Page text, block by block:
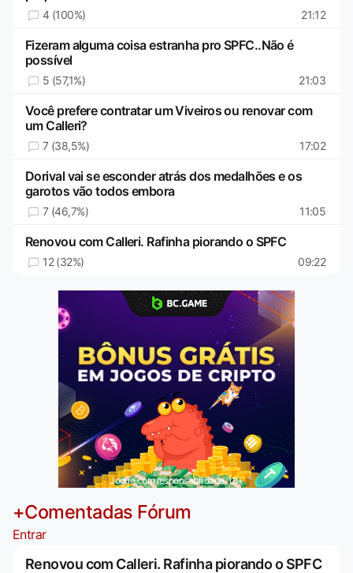
4 (100%) 21:12
Fizeram alguma coisa estranha pro SPFC..Não é
possível
5 (57,1%) 21:03
Você prefere contratar um Viveiros ou renovar com
um Calleri?
7 (38,5%) 17:02
Dorival vai se esconder atrás dos medalhões e os
garotos vão todos embora
7 (46,7%) 11:05
Renovou com Calleri. Rafinha piorando o SPFC
12 (32%) 09:22
Jogue com responsabilidade. 18+
+Comentadas Fórum
Entrar
Renovou com Calleri. Rafinha piorando o SPFC